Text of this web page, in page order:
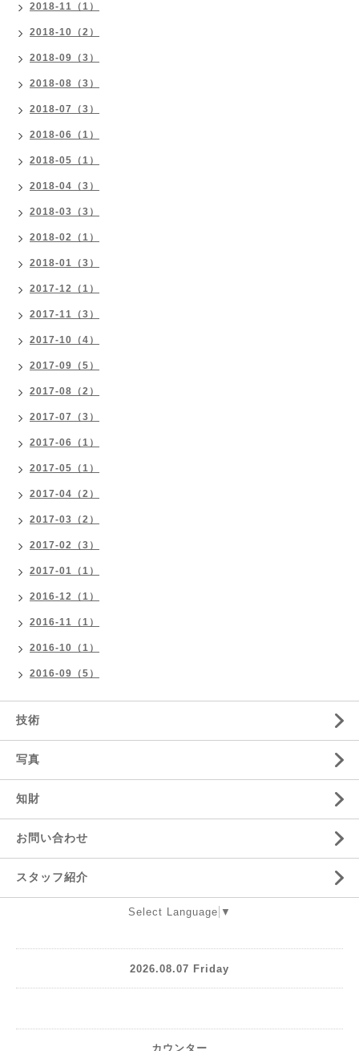
2018-11（1）
2018-10（2）
2018-09（3）
2018-08（3）
2018-07（3）
2018-06（1）
2018-05（1）
2018-04（3）
2018-03（3）
2018-02（1）
2018-01（3）
2017-12（1）
2017-11（3）
2017-10（4）
2017-09（5）
2017-08（2）
2017-07（3）
2017-06（1）
2017-05（1）
2017-04（2）
2017-03（2）
2017-02（3）
2017-01（1）
2016-12（1）
2016-11（1）
2016-10（1）
2016-09（5）
技術
写真
知財
お問い合わせ
スタッフ紹介
Select Language ▼
2026.08.07 Friday
カウンター